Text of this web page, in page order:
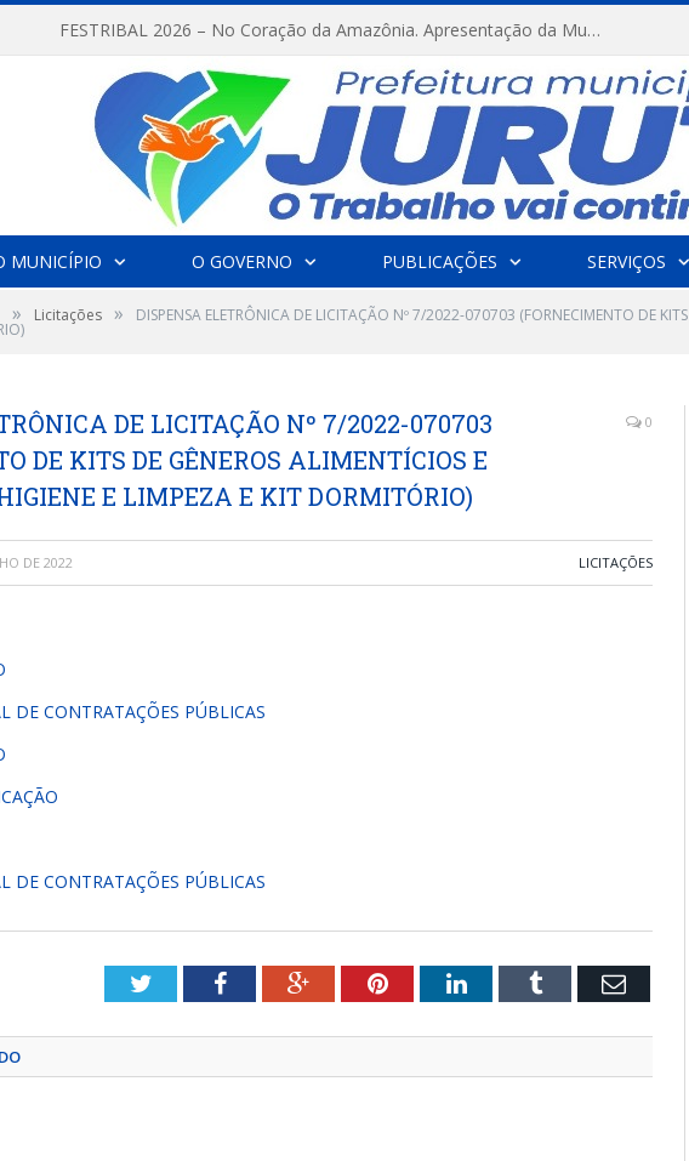
FESTRIBAL 2026 – No Coração da Amazônia. Apresentação da Munduruku.
MUNICÍPIO O GOVERNO PUBLICAÇÕES SERVIÇOS
» Licitações » DISPENSA ELETRÔNICA DE LICITAÇÃO Nº 7/2022-070703 (FORNECIMENTO DE
DE LICITAÇÃO Nº 7/2022-070703
DE KITS DE GÊNEROS ALIMENTÍCIOS E
E LIMPEZA E KIT DORMITÓRIO)
0
DE 2022 LICITAÇÕES
DE CONTRATAÇÕES PÚBLICAS
DE CONTRATAÇÕES PÚBLICAS
TwitterFacebookGoogle+PinterestLinkedInTumblr Email